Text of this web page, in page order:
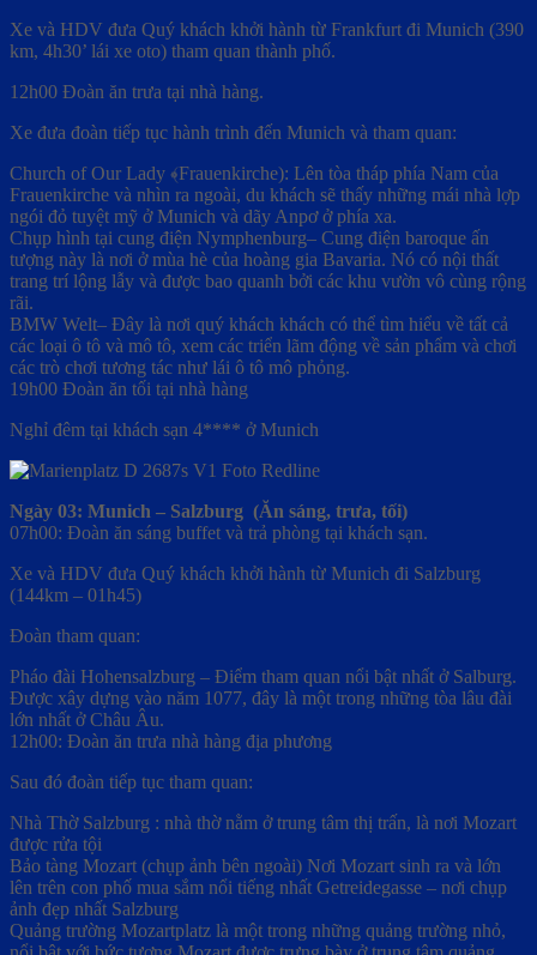
Xe và HDV đưa Quý khách khởi hành từ Frankfurt đi Munich (390
km, 4h30’ lái xe oto) tham quan thành phố.
12h00 Đoàn ăn trưa tại nhà hàng.
Xe đưa đoàn tiếp tục hành trình đến Munich và tham quan:
Church of Our Lady ﴾Frauenkirche): Lên tòa tháp phía Nam của
Frauenkirche và nhìn ra ngoài, du khách sẽ thấy những mái nhà lợp
ngói đỏ tuyệt mỹ ở Munich và dãy Anpơ ở phía xa.
Chụp hình tại cung điện Nymphenburg– Cung điện baroque ấn
tượng này là nơi ở mùa hè của hoàng gia Bavaria. Nó có nội thất
trang trí lộng lẫy và được bao quanh bởi các khu vườn vô cùng rộng
rãi.
BMW Welt– Đây là nơi quý khách khách có thể tìm hiểu về tất cả
các loại ô tô và mô tô, xem các triển lãm động về sản phẩm và chơi
các trò chơi tương tác như lái ô tô mô phỏng.
19h00 Đoàn ăn tối tại nhà hàng
Nghỉ đêm tại khách sạn 4**** ở Munich
Ngày 03: Munich – Salzburg (Ăn sáng, trưa, tối)
07h00: Đoàn ăn sáng buffet và trả phòng tại khách sạn.
Xe và HDV đưa Quý khách khởi hành từ Munich đi Salzburg
(144km – 01h45)
Đoàn tham quan:
Pháo đài Hohensalzburg – Điểm tham quan nổi bật nhất ở Salburg.
Được xây dựng vào năm 1077, đây là một trong những tòa lâu đài
lớn nhất ở Châu Âu.
12h00: Đoàn ăn trưa nhà hàng địa phương
Sau đó đoàn tiếp tục tham quan:
Nhà Thờ Salzburg : nhà thờ nằm ở trung tâm thị trấn, là nơi Mozart
được rửa tội
Bảo tàng Mozart (chụp ảnh bên ngoài) Nơi Mozart sinh ra và lớn
lên trên con phố mua sắm nổi tiếng nhất Getreidegasse – nơi chụp
ảnh đẹp nhất Salzburg
Quảng trường Mozartplatz là một trong những quảng trường nhỏ,